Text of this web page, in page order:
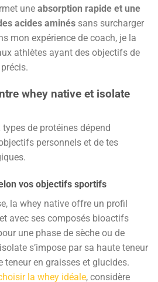
une absorption rapide et une
acides aminés sans surcharger
mon expérience de coach, je la
athlètes ayant des objectifs de
whey native et isolate
de protéines dépend
personnels et de tes
vos objectifs sportifs
la whey native offre un profil
avec ses composés bioactifs
une phase de sèche ou de
s’impose par sa haute teneur
teneur en graisses et glucides.
la whey idéale, considère